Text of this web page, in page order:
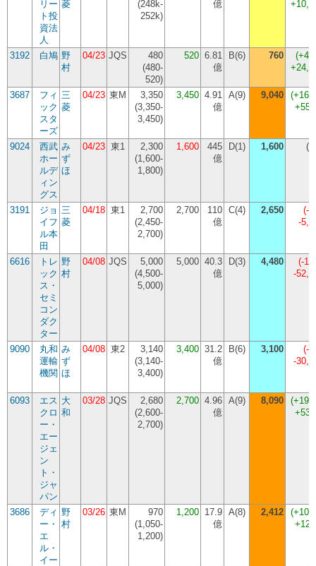
リー
ト投
資法
人
菱 (248k-
252k)
億
3192 白鳩 野
村
04/23 JQS
480
(480-
520)
520 6.81
億
B(6) 760 (
3687
フィ
ック
スタ
ーズ
三
菱
04/23 東M
3,350
(3,350-
3,450)
3,450 4.91
億
A(9) 9,040 (
9024
西武
ホー
ルデ
ィン
グス
み
ず
ほ
04/23 東1
2,300
(1,600-
1,800)
1,600
445
億
D(1) 1,600 (
3191
ジョ
イフ
ル本
田
三
菱
04/18 東1
2,700
(2,450-
2,700)
2,700
110
億
C(4) 2,650 (-
-
6616
トレ
ック
ス・
セミ
コン
ダク
ター
野
村
04/08 JQS
5,000
(4,500-
5,000)
5,000 40.3
億
D(3) 4,480 (-
-
9090
丸和
運輸
機関
み
ず
ほ
04/08 東2
3,140
(3,140-
3,400)
3,400 31.2
億
B(6) 3,100 (-
-
6093
エス
クロ
ー・
エー
ジェ
ン
ト・
ジャ
パン
大
和
03/28 JQS
2,680
(2,600-
2,700)
2,700 4.96
億
A(9) 8,090 (
3686
ディ
ー・
エ
ル・
イー
野
村
03/26 東M
970
(1,050-
1,200)
1,200 17.9
億
A(8) 2,412 (